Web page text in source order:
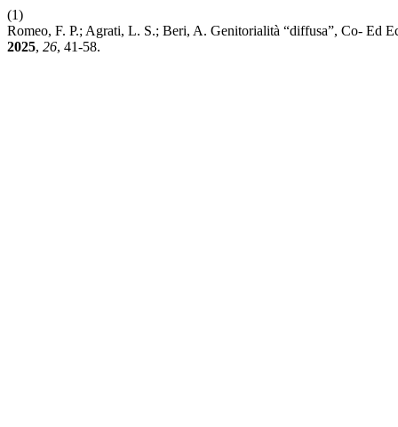
(1)
Romeo, F. P.; Agrati, L. S.; Beri, A. Genitorialità “diffusa”, Co- Ed
2025, 26, 41-58.